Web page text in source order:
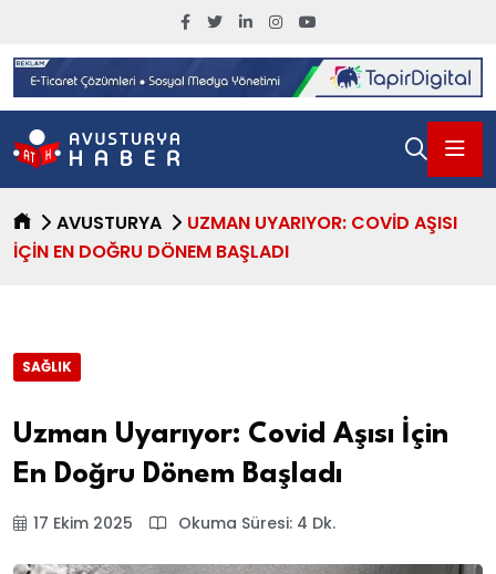
AVUSTURYA
UZMAN UYARIYOR: COVID AŞISI
İÇIN EN DOĞRU DÖNEM BAŞLADI
SAĞLIK
Uzman Uyarıyor: Covid Aşısı İçin
En Doğru Dönem Başladı
17 Ekim 2025 Okuma Süresi: 4 Dk.